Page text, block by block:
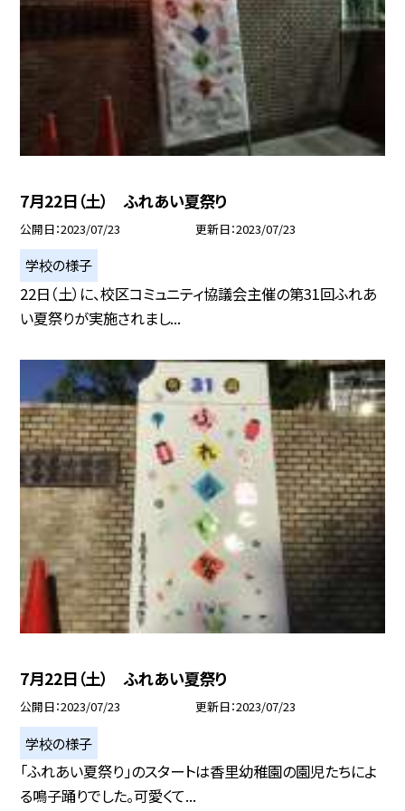
7月22日（土） ふれあい夏祭り
公開日 2023/07/23 更新日 2023/07/23
学校の様子
22日（土）に、校区コミュニティ協議会主催の第31回ふれあ
い夏祭りが実施されまし...
7月22日（土） ふれあい夏祭り
公開日 2023/07/23 更新日 2023/07/23
学校の様子
「ふれあい夏祭り」のスタートは香里幼稚園の園児たちによ
る鳴子踊りでした。可愛くて...